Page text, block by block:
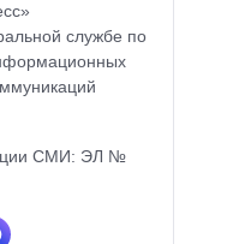
службе по
СМИ: ЭЛ №